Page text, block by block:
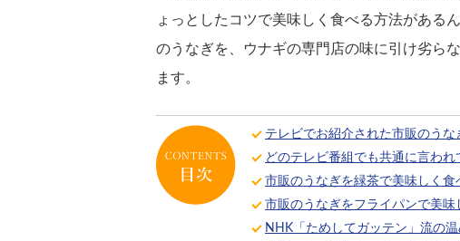
ょっとしたコツで美味しく食べる方法がある
のうなぎを、ウナギの専門店の味に引け劣ら
ます。
テレビでお紹介された市販のう
どのテレビ番組でも共通に言われ
市販のうなぎを緑茶で美味しく
市販のうなぎをフライパンで美
NHK「ためしてガッテン」流の